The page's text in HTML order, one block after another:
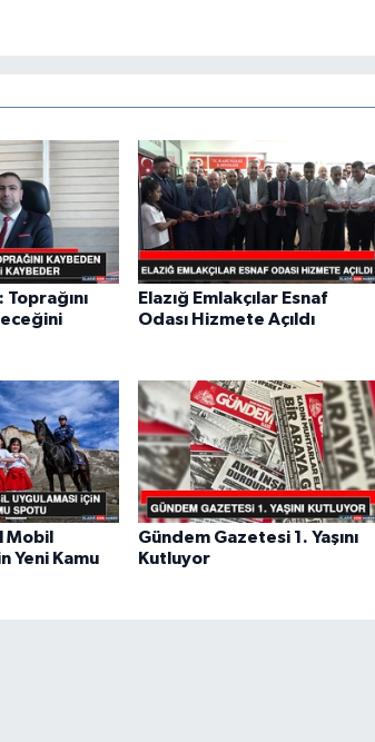
Toprağını
Elazığ Emlakçılar Esnaf
Odası Hizmete Açıldı
Mobil
Yeni Kamu
Gündem Gazetesi 1. Yaşını
Kutluyor